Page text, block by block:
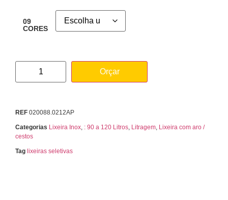
09
CORES
Orçar
REF 020088.0212AP
Categorias Lixeira Inox, : 90 a 120 Litros, Litragem, Lixeira com aro /
cestos
Tag lixeiras seletivas